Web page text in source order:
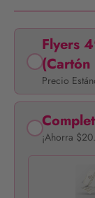
Flyers
Precio
¡Ahorra